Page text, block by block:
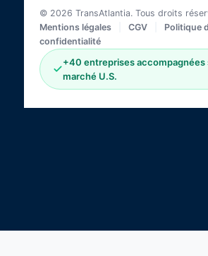
© 2026 TransAtlantia. Tous droits
Mentions légales
CGV
Politique
confidentialité
+40 entreprises accompagnées
marché U.S.